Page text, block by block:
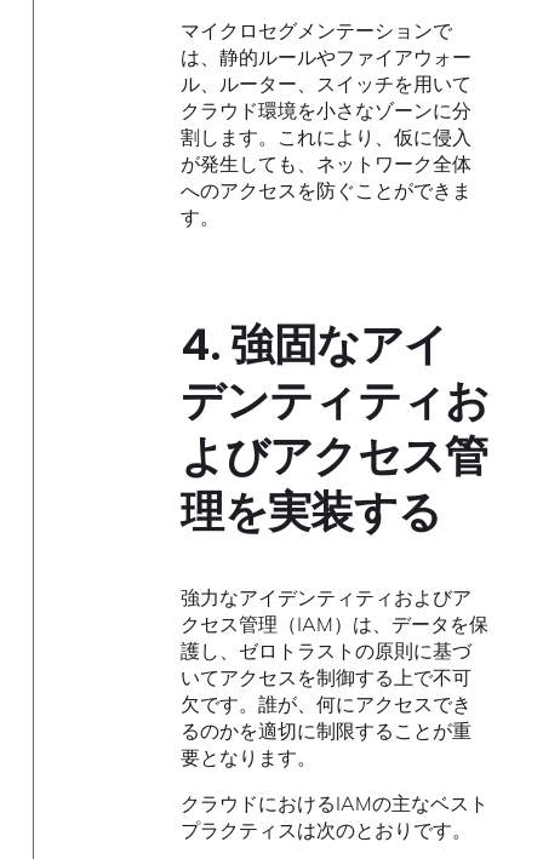
マイクロセグメンテーションで
は、静的ルールやファイアウォー
ル、ルーター、スイッチを用いて
クラウド環境を小さなゾーンに分
割します。これにより、仮に侵入
が発生しても、ネットワーク全体
へのアクセスを防ぐことができま
す。
4.強固なアイ
デンティティお
よびアクセス管
理を実装する
強力なアイデンティティおよびア
クセス管理（IAM）は、データを保
護し、ゼロトラストの原則に基づ
いてアクセスを制御する上で不可
欠です。誰が、何にアクセスでき
るのかを適切に制限することが重
要となります。
クラウドにおけるIAMの主なベスト
プラクティスは次のとおりです。